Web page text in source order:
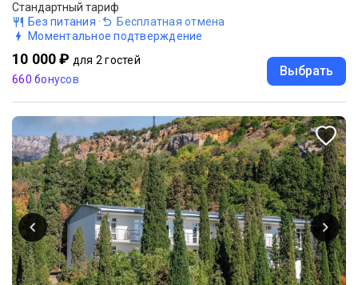
Стандартный тариф
Без питания ·
Бесплатная отмена
Моментальное подтверждение
10 000 ₽ для 2 гостей
660 бонусов
Выбрать